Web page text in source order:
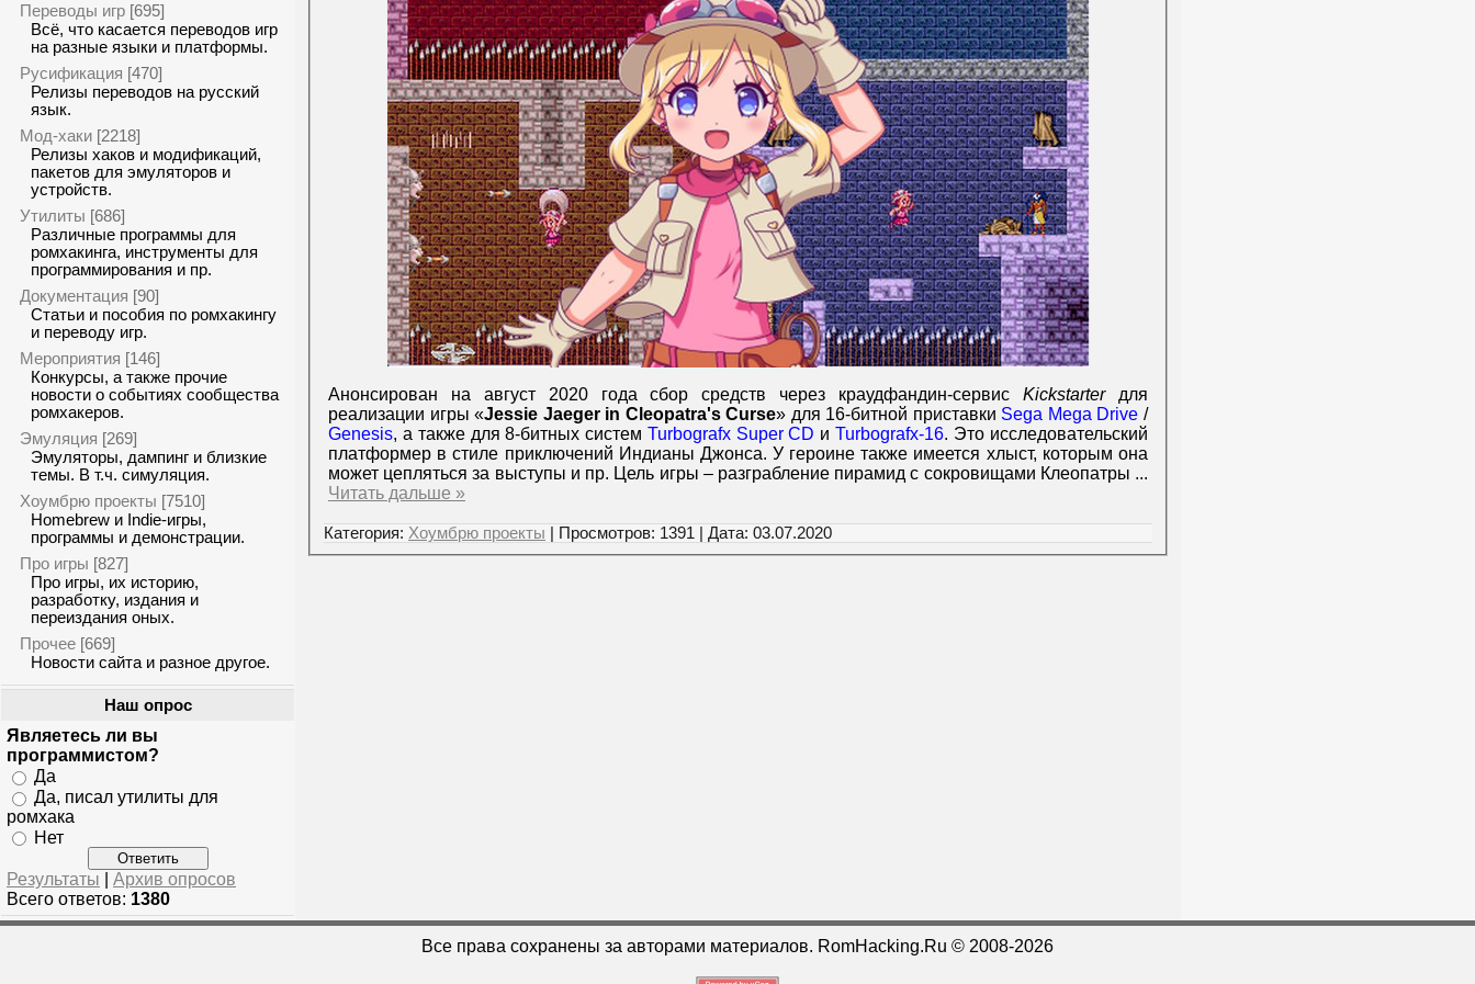
Переводы игр [695]
Всё, что касается переводов игр
на разные языки и платформы.
Русификация [470]
Релизы переводов на русский
язык.
Мод-хаки [2218]
Релизы хаков и модификаций,
пакетов для эмуляторов и
устройств.
Утилиты [686]
Различные программы для
ромхакинга, инструменты для
программирования и пр.
Документация [90]
Статьи и пособия по ромхакингу
и переводу игр.
Мероприятия [146]
Конкурсы, а также прочие
новости о событиях сообщества
ромхакеров.
Эмуляция [269]
Эмуляторы, дампинг и близкие
темы. В т.ч. симуляция.
Хоумбрю проекты [7510]
Homebrew и Indie-игры,
программы и демонстрации.
Про игры [827]
Про игры, их историю,
разработку, издания и
переиздания оных.
Прочее [669]
Новости сайта и разное другое.
Наш опрос
Являетесь ли вы
программистом?
Да
Да, писал утилиты для
ромхака
Нет
Результаты
Архив опросов
Всего ответов: 1380
Анонсирован на август 2020 года сбор средств через краудфандин-сервис Kickstarterдля
реализации игры «Jessie Jaeger in Cleopatra's Curse» для 16-битной приставки Sega Mega Drive /
Genesis, а также для 8-битных систем Turbografx Super CD и Turbografx-16. Это исследовательский
платформер в стиле приключений Индианы Джонса. У героине также имеется хлыст, которым она
может цепляться за выступы и пр. Цель игры – разграбление пирамид с сокровищами Клеопатры ...
Читать дальше »
Категория: Хоумбрю проекты | Просмотров: 1391 | Дата: 03.07.2020
Все права сохранены за авторами материалов. RomHacking.Ru © 2008-2026